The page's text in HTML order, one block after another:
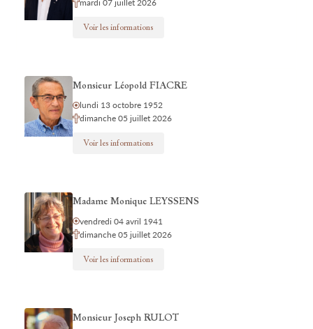
mardi 07 juillet 2026
Voir les informations
Monsieur Léopold FIACRE
lundi 13 octobre 1952
dimanche 05 juillet 2026
Voir les informations
Madame Monique LEYSSENS
vendredi 04 avril 1941
dimanche 05 juillet 2026
Voir les informations
Monsieur Joseph RULOT